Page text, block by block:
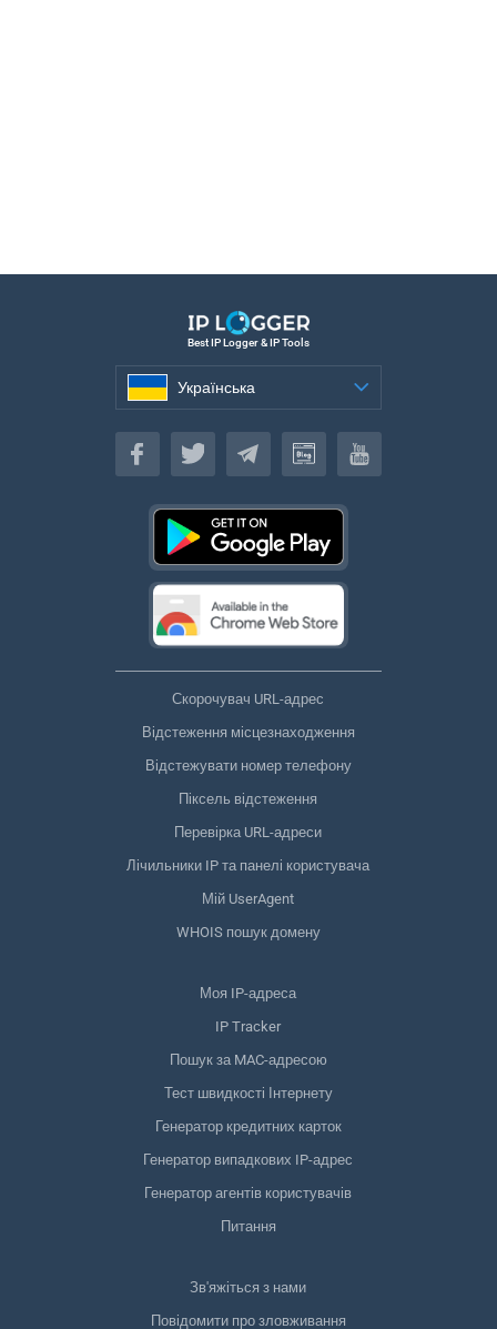
Best IP Logger & IP Tools
Українська
Українська
Скорочувач URL-адрес
Відстеження місцезнаходження
Відстежувати номер телефону
Піксель відстеження
Перевірка URL-адреси
Лічильники IP та панелі користувача
Мій UserAgent
WHOIS пошук домену
Моя IP-адреса
IP Tracker
Пошук за MAC-адресою
Тест швидкості Інтернету
Генератор кредитних карток
Генератор випадкових IP-адрес
Генератор агентів користувачів
Питання
Зв'яжіться з нами
Повідомити про зловживання